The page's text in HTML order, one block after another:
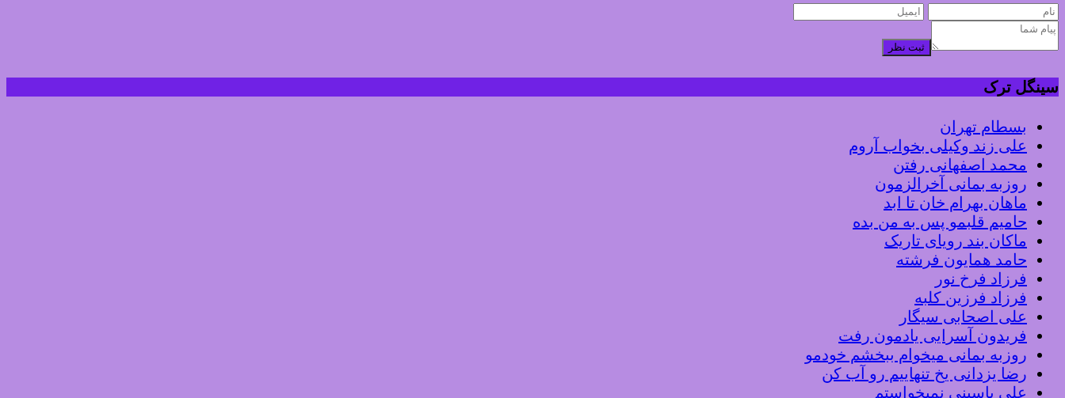
ثبت نظر
سینگل ترک
بسطام تهران
علی زند وکیلی بخواب آروم
محمد اصفهانی رفتن
روزبه بمانی آخرالزمون
ماهان بهرام خان تا ابد
حامیم قلبمو پس به من بده
ماکان بند رویای تاریک
حامد همایون فرشته
فرزاد فرخ نور
فرزاد فرزین کلبه
علی اصحابی سیگار
فریدون آسرایی یادمون رفت
روزبه بمانی میخوام ببخشم خودمو
رضا یزدانی یخ تنهاییم رو آب کن
علی یاسینی نمیخواستم